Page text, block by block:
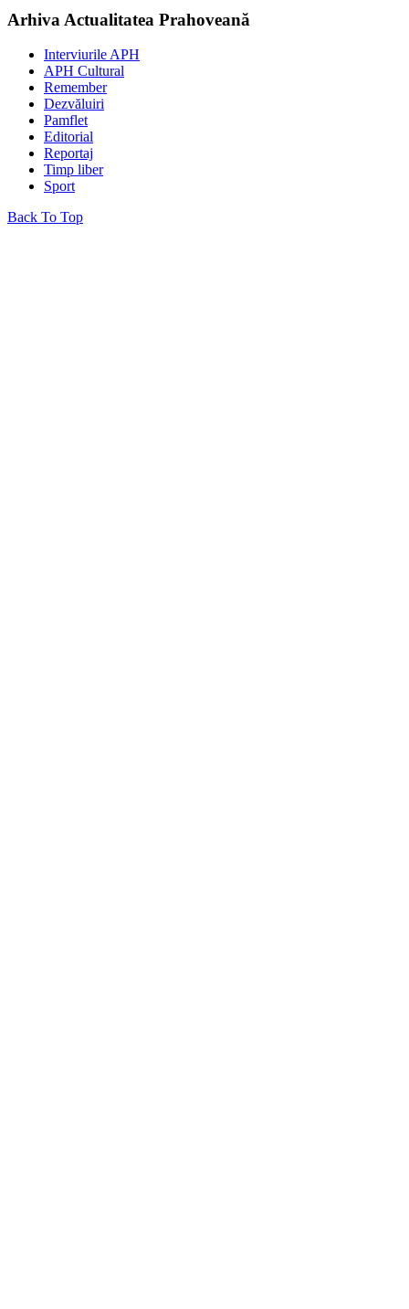
Arhiva Actualitatea Prahoveană
Interviurile APH
APH Cultural
Remember
Dezvăluiri
Pamflet
Editorial
Reportaj
Timp liber
Sport
Back To Top